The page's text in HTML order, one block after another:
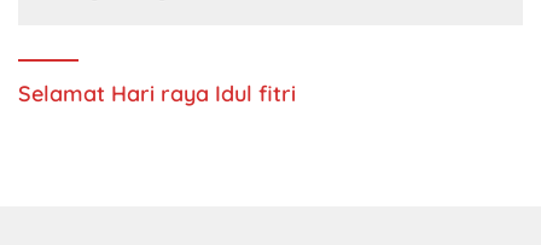
Selamat Hari raya Idul fitri